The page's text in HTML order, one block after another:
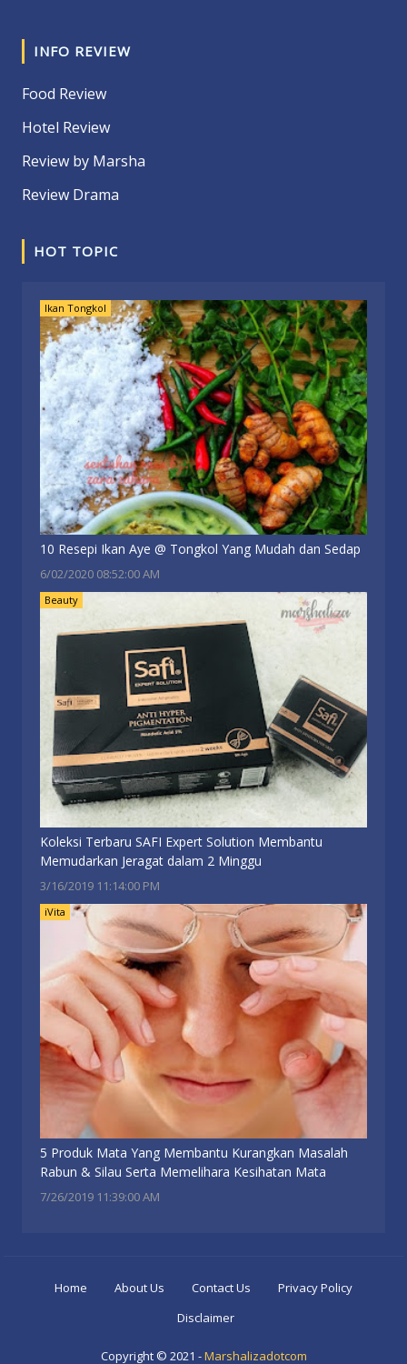
INFO REVIEW
Food Review
Hotel Review
Review by Marsha
Review Drama
HOT TOPIC
Ikan Tongkol
10 Resepi Ikan Aye @ Tongkol Yang Mudah dan Sedap
6/02/2020 08:52:00 AM
Beauty
Koleksi Terbaru SAFI Expert Solution Membantu
Memudarkan Jeragat dalam 2 Minggu
3/16/2019 11:14:00 PM
iVita
5 Produk Mata Yang Membantu Kurangkan Masalah
Rabun & Silau Serta Memelihara Kesihatan Mata
7/26/2019 11:39:00 AM
Home About Us Contact Us
Privacy Policy
Disclaimer
Copyright © 2021 -Marshalizadotcom